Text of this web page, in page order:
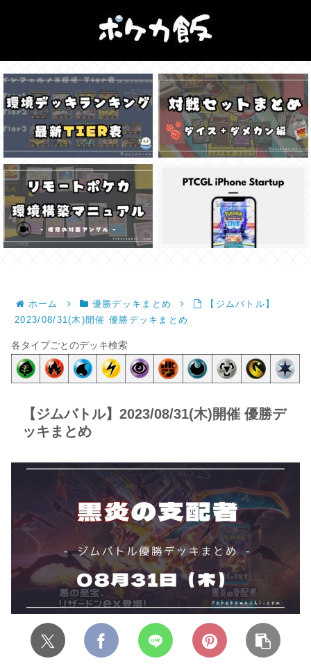
ホーム 優勝デッキまとめ
【ジムバトル】
2023/08/31(木)開催 優勝デッキまとめ
各タイプごとのデッキ検索
【ジムバトル】2023/08/31(木)開催 優勝デ
ッキまとめ